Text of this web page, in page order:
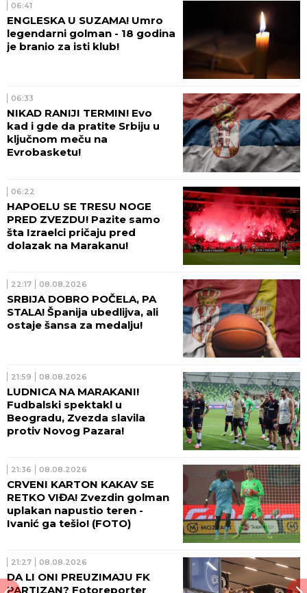
06:41
ENGLESKA U SUZAMA! Umro
legendarni golman - 18 godina
je branio za isti klub!
06:33
NIKAD RANIJI TERMIN! Evo
kad i gde da pratite Srbiju u
ključnom meču na
Evrobasketu!
06:22
HAPOELU SE TRESU NOGE
PRED ZVEZDU! Pazite samo
šta Izraelci pričaju pred
dolazak na Marakanu!
22:17 08.08.2026
SRBIJA DOBRO POČELA, PA
STALA! Španija ubedlijva, ali
ostaje šansa za medalju!
21:59 08.08.2026
LUDNICA NA MARAKANI!
Fudbalski spektakl u
Beogradu, Zvezda slavila
protiv Novog Pazara!
21:36 08.08.2026
CRVENI KARTON KAKAV SE
RETKO VIĐA! Zvezdin golman
uplakan napustio teren -
Ivanić ga tešio! (FOTO)
21:27 08.08.2026
DA LI ONI PREUZIMAJU FK
PARTIZAN? Fotoreporter